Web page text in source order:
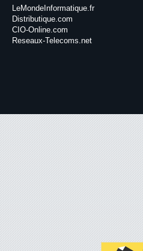
LeMondeInformatique.fr
Distributique.com
CIO-Online.com
Reseaux-Telecoms.net